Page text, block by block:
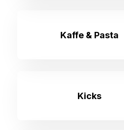
Kaffe & Pasta
Kicks